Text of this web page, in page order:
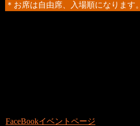
＊お席は自由席、入場順になります。
FaceBookイベントページ